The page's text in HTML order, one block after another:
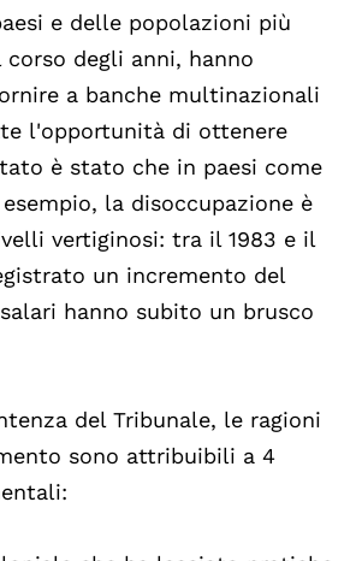
e delle popolazioni più
degli anni, hanno
a banche multinazionali
l'opportunità di ottenere
è stato che in paesi come
la disoccupazione è
vertiginosi: tra il 1983 e il
un incremento del
hanno subito un brusco
del Tribunale, le ragioni
sono attribuibili a 4